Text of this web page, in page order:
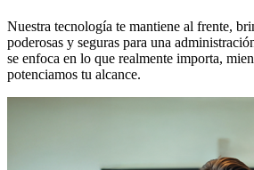
Nuestra tecnología te mantiene al frente,
poderosas y seguras para una
se enfoca en lo que realmente importa,
potenciamos tu alcance.